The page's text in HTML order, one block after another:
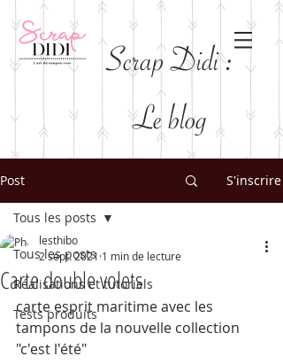
Scrap Didi :
Le blog
Post S'inscrire
Tous les posts
Réalisations et tutoriels
Tests produits
Tous les posts
Carte double volets
lesthibo
2 sept. 2021 1 min de lecture
carte esprit maritime avec les
tampons de la nouvelle collection
"c'est l'été"